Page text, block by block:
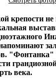
крепости
"Фонтанка"
века.